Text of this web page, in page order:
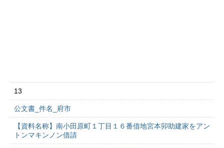
13
公文書_件名_府市
【資料名称】南小田原町１丁目１６番借地宮本卯助建家をアン
トンマキンノン借請